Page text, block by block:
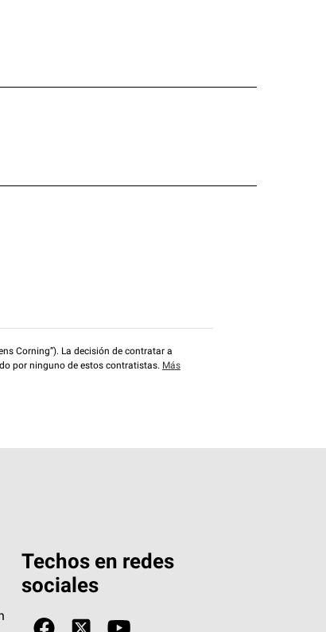
Corning”). La decisión de contratar a
por ninguno de estos contratistas. Más
Techos en redes
sociales